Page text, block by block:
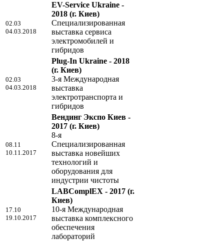
02.03
04.03.2018
EV-Service Ukraine -
2018 (г. Киев)
Специализированная
выставка сервиса
электромобилей и
гибридов
02.03
04.03.2018
Plug-In Ukraine - 2018
(г. Киев)
3-я Международная
выставка
электротранспорта и
гибридов
08.11
10.11.2017
Вендинг Экспо Киев -
2017 (г. Киев)
8-я
Специализированная
выставка новейших
технологий и
оборудования для
индустрии чистоты
17.10
19.10.2017
LABComplEX - 2017 (г.
Киев)
10-я Международная
выставка комплексного
обеспечения
лабораторий